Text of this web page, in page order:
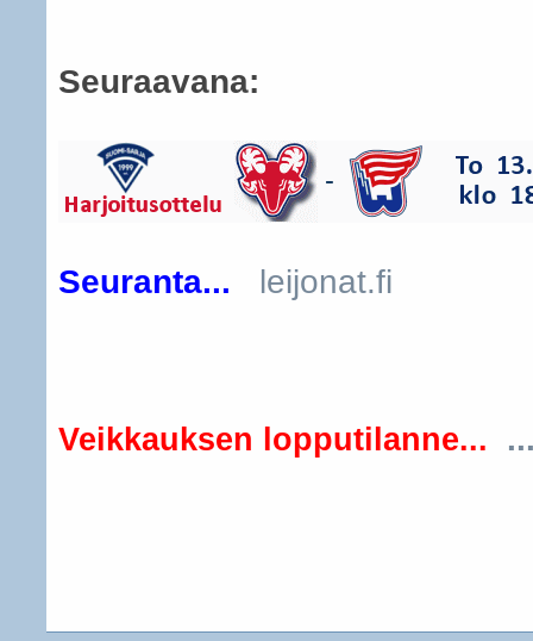
Seuraavana:
Seuranta... leijonat.fi
Veikkauksen lopputilanne...